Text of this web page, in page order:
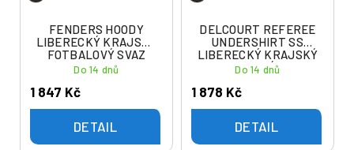
FENDERS HOODY
LIBERECKÝ KRAJSKÝ
FOTBALOVÝ SVAZ
Do 14 dnů
1 847 Kč
DETAIL
DELCOURT REFEREE
UNDERSHIRT SS
LIBERECKÝ KRAJSKÝ
FOTBALOVÝ SVAZ
Do 14 dnů
1 878 Kč
DETAIL